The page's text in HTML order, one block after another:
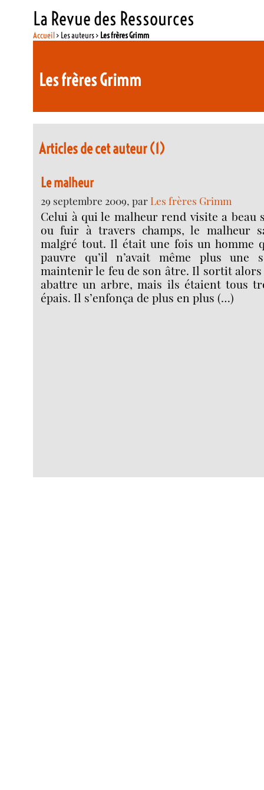
La Revue des Ressources
Accueil> Les auteurs > Les frères Grimm
Les frères Grimm
Articles de cet auteur (1)
Le malheur
29 septembre 2009, parLes frères Grimm
Celui à qui le malheur rend visite a beau
ou fuir à travers champs, le malheur
malgré tout. Il était une fois un homme
pauvre qu’il n’avait même plus une
maintenir le feu de son âtre. Il sortit
abattre un arbre, mais ils étaient tous
épais. Il s’enfonça de plus en plus (…)